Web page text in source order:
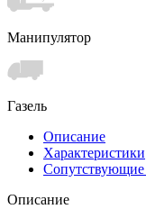
Манипулятор
Газель
Описание
Характеристики
Сопутствующие
Описание